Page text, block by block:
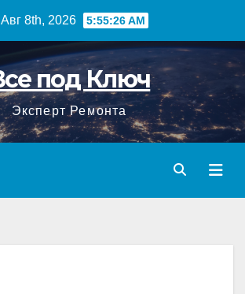
8th, 2026 5:55:27 AM
под Ключ
Эксперт Ремонта